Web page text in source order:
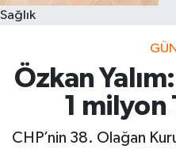
Sağlık
Özkan
1 milyon
CHP’nin 38. Olağan